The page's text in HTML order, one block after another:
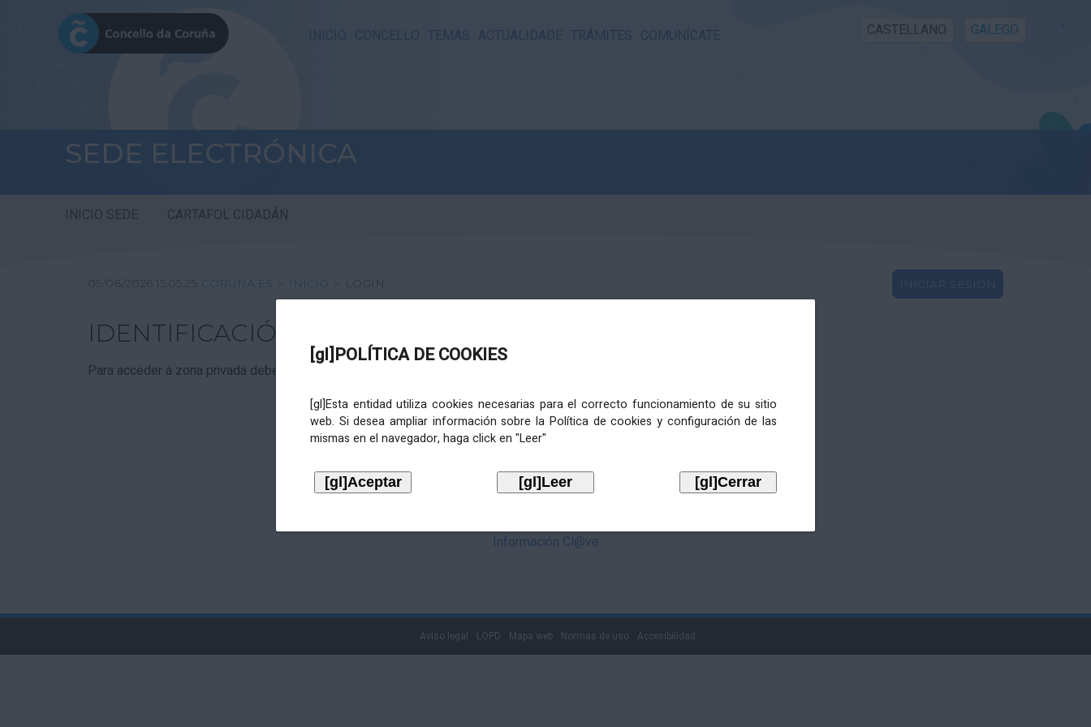
INICIO CONCELLO TEMAS ACTUALIDADE TRÁMITES COMUNÍCATE CASTELLANO GALEGO
SEDE ELECTRÓNICA
INICIO SEDE CARTAFOL CIDADÁN
[gl]POLÍTICA DE COOKIES
[gl]Esta entidad utiliza cookies necesarias para el correcto funcionamiento de su sitio
web. Si desea ampliar información sobre la Política de cookies y configuración de las
mismas en el navegador, haga click en "Leer"
09/08/2026 15:05:25 CORUNA.ES > INICIO > LOGIN INICIAR SESIÓN
IDENTIFICACIÓN
Para acceder á zona privada debe identificarse mediante Cl@ve. Pulse no logotipo
Información Cl@ve
Aviso legal LOPD Mapa web Normas de uso Accesibilidad